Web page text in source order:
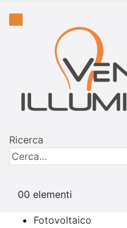
Ricerca
00 elementi
Fotovoltaico